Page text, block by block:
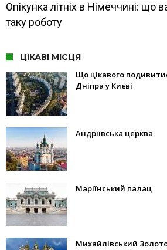
Опікунка літніх в Німеччині: що
таку роботу
ЦІКАВІ МІСЦЯ
Що цікавого
Дніпра у Києві
Андріївська церква
Маріїнський палац
Михайлівський